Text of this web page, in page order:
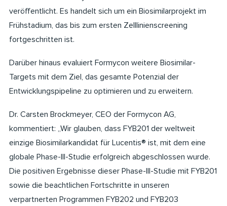
veröffentlicht. Es handelt sich um ein Biosimilarprojekt im
Frühstadium, das bis zum ersten Zelllinienscreening
fortgeschritten ist.
Darüber hinaus evaluiert Formycon weitere Biosimilar-
Targets mit dem Ziel, das gesamte Potenzial der
Entwicklungspipeline zu optimieren und zu erweitern.
Dr. Carsten Brockmeyer, CEO der Formycon AG,
kommentiert: „Wir glauben, dass FYB201 der weltweit
einzige Biosimilarkandidat für Lucentis® ist, mit dem eine
globale Phase-III-Studie erfolgreich abgeschlossen wurde.
Die positiven Ergebnisse dieser Phase-III-Studie mit FYB201
sowie die beachtlichen Fortschritte in unseren
verpartnerten Programmen FYB202 und FYB203